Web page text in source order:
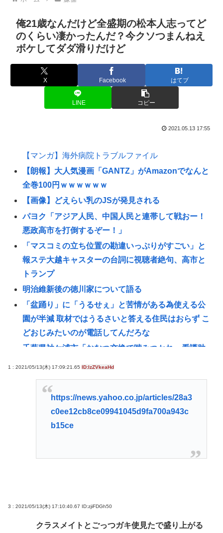
俺21歳なんだけど全盛期の松本人志ってど
のくらい凄かったんだ？今クソつまんねえ
ボケしてダダ滑りだけど
X Facebook はてブ
LINE コピー
2021.05.13 17:55
【マンガ】海外病院トラブルファイル
【朗報】大人気漫画「GANTZ」がAmazonでなんと
全巻100円ｗｗｗｗｗｗ
【画像】どえらい乳のJSが発見される
パヨク「アジア人民、中国人民と連帯して戦おー！
悪政高市を打倒するぞー！」
「マスコミの立ち位置の勘違いっぷりがすごい」と
報ステ大越キャスターの台詞に視聴者絶句、高市と
トランプ
明治維新後の徳川家について語る
「盆踊り」に「うるせぇ」と苦情がある為使える公
園が半減 取材ではうるさいと答える住民はおらず こ
どおじみたいのが電話してんだろな
千葉県袖ケ浦市「おむつ交換で噛みつかれ」看護助
ビニコンの店員がいらっしゃいませー！言わないか
【悲報】高市早苗に逆らった財務官僚、異例の左遷
高市総理と対話の避難所代表者「避難所の生活は至
れり尽くせりで全く不自由ない、ありがとう！日本
1 : 2021/05/13(木) 17:09:21.65 ID:lzZVkeaHd
https://news.yahoo.co.jp/articles/28a3
c0ee12cb8ce09941045d9fa700a943c
b15ce
3 : 2021/05/13(木) 17:10:40.67 ID:zjiFDGh50
クラスメイトとごっつガキ使見たで盛り上がる